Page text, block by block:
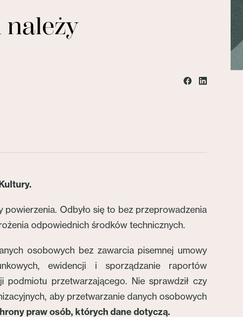
Odbyło się to bez przeprowadzenia
odpowiednich środków technicznych.
osobowych bez zawarcia pisemnej umowy
ewidencji i sporządzanie raportów
podmiotu przetwarzającego. Nie sprawdził czy
aby przetwarzanie danych osobowych
praw osób, których dane dotyczą.